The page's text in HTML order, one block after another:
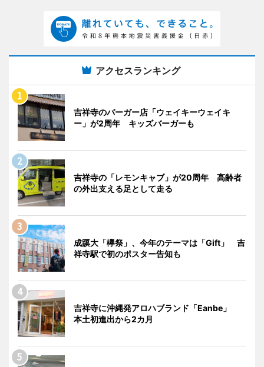
アクセスランキング
吉祥寺のバーガー店「ウェイキーウェイキ
ー」が2周年 キッズバーガーも
吉祥寺の「レモンキャブ」が20周年 高齢者
の外出支える足として走る
成蹊大「欅祭」、今年のテーマは「Gift」 吉
祥寺駅で初のポスター告知も
吉祥寺に沖縄発アロハブランド「Eanbe」
本土初進出から2カ月